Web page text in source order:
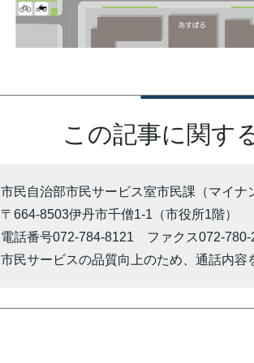
この記事に関す
市民自治部市民サービス室市民課（マイナ
〒664-8503伊丹市千僧1-1（市役所1階）
電話番号072-784-8121 ファクス072-780-
市民サービスの品質向上のため、通話内容